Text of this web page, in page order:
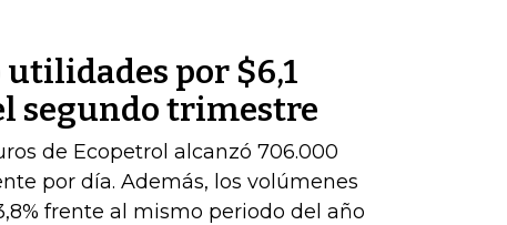
por $6,1
segundo trimestre
de Ecopetrol alcanzó 706.000
por día. Además, los volúmenes
frente al mismo periodo del año